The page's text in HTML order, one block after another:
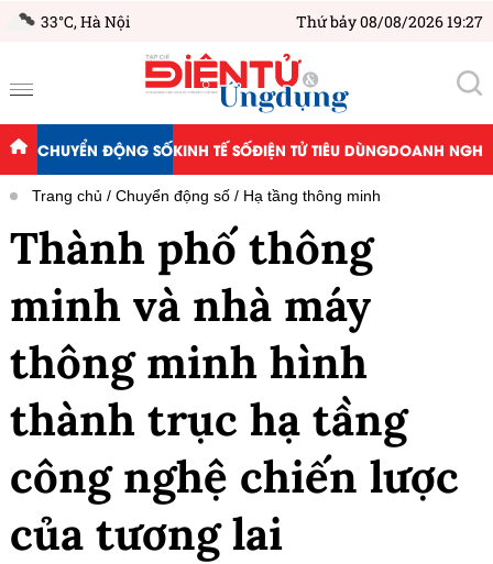
33°C,Hà Nội Thứ bảy 08/08/2026 19:27
CHUYỂN ĐỘNG SỐKINH TẾ SỐĐIỆN TỬ TIÊU DÙNGDOANH
Trang chủ Chuyển động số Hạ tầng thông minh
Thành phố thông
minh và nhà máy
thông minh hình
thành trục hạ tầng
công nghệ chiến lược
của tương lai